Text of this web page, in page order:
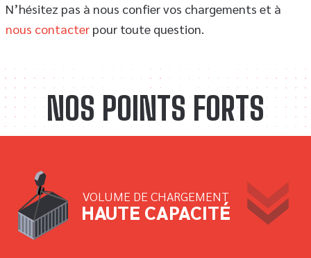
N’hésitez pas à nous confier vos chargements et à
nous contacter pour toute question.
NOS POINTS FORTS
VOLUME DE CHARGEMENT
HAUTE CAPACITÉ